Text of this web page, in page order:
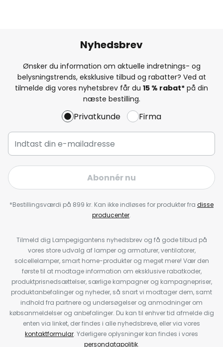
Nyhedsbrev
Ønsker du information om aktuelle indretnings- og
belysningstrends, eksklusive tilbud og rabatter? Ved at
tilmelde dig vores nyhetsbrev får du 15 % rabat* på din
næste bestilling.
Privatkunde Firma
Abonnér nu
*Bestillingsværdi på 899 kr. Kan ikke indløses for produkter fra disse
producenter.
Tilmeld dig Lampegigantens nyhedsbrev og få gode tilbud på
vores store udvalg af lamper og armaturer, ventilatorer,
solcellelamper, smart home-produkter og meget mere! Vær den
første til at modtage information om eksklusive rabatkoder,
produktprisnedsættelser, særlige kampagner og kampagnepriser,
produktanbefalinger og nyheder, så snart vi modtager dem, samt
indhold fra partnere og undersøgelser og anmodninger om
købsanmeldelser og anbefalinger. Du kan til enhver tid afmelde dig
enten via linket, der findes i alle nyhedsbreve, eller via vores
kontaktformular. Yderligere oplysninger kan findes i vores
persondatapolitik.